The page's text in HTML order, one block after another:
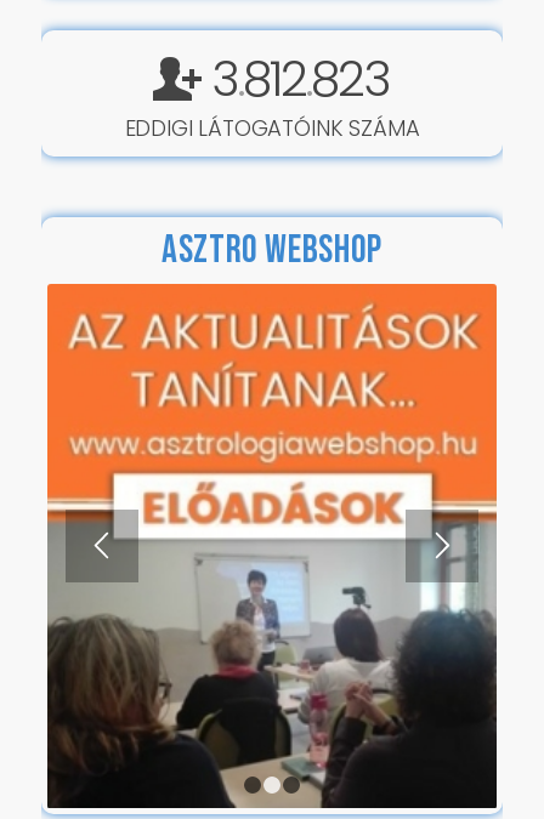
1 2
3.812.823
EDDIGI LÁTOGATÓINK SZÁMA
ASZTRO WEBSHOP